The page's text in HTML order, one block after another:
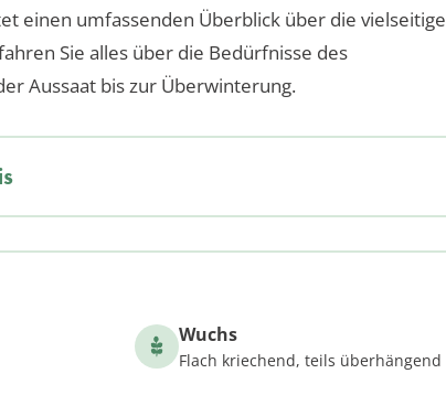
einen umfassenden Überblick über die vielseitige
Sie alles über die Bedürfnisse des
Aussaat bis zur Überwinterung.
Wuchs
Flach kriechend, teils überhängend